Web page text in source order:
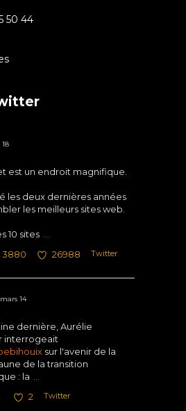
50 44
est un endroit magnifique.
les deux dernières années
les meilleurs sites web.
10 sites
3880 26988 Twitter
mars 14
dernière, Aurélie
interrogeait
sur l'avenir de la
de la transition
: la
2 Twitter